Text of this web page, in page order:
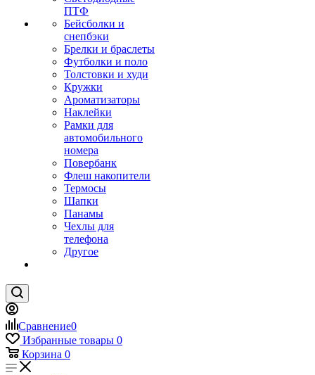
ПТФ
Бейсболки и
снепбэки
Брелки и браслеты
Футболки и поло
Толстовки и худи
Кружки
Ароматизаторы
Наклейки
Рамки для
автомобильного
номера
Повербанк
Флеш накопители
Термосы
Шапки
Панамы
Чехлы для
телефона
Другое
Сравнение0
Избранные товары 0
Корзина 0